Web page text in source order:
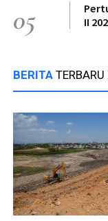
05
II
BERITA